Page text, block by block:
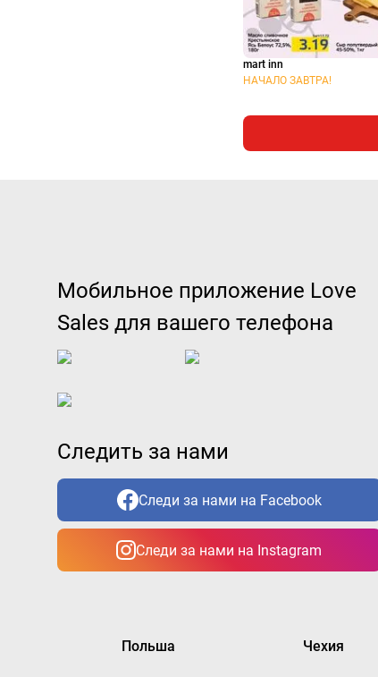
mart inn
НАЧАЛО ЗАВТРА!
Мобильное приложение Love
Sales для вашего телефона
Следить за нами
Следи за нами на Facebook
Следи за нами на Instagram
Польша Чехия